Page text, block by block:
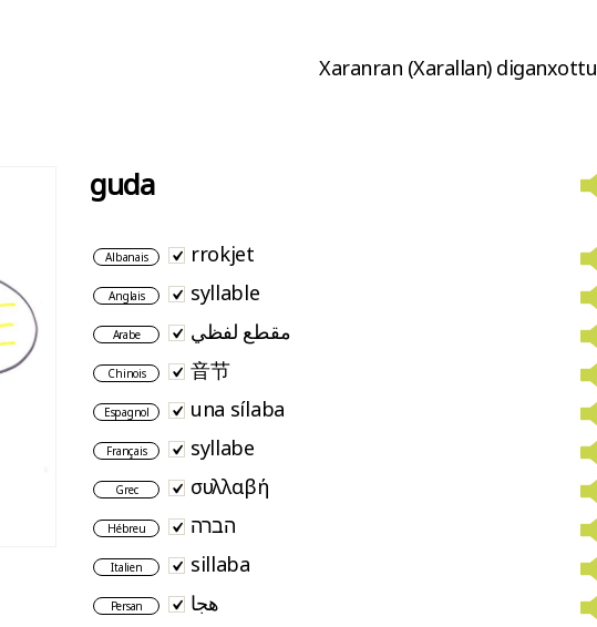
Xaranran (Xarallan) diganxottu
guda
Albanais rrokjet
Anglais syllable
Arabe مقطع لفظي
Chinois 音节
Espagnol una sílaba
Français syllabe
Grec συλλαβή
Hébreu הברה
Italien sillaba
Persan هجا